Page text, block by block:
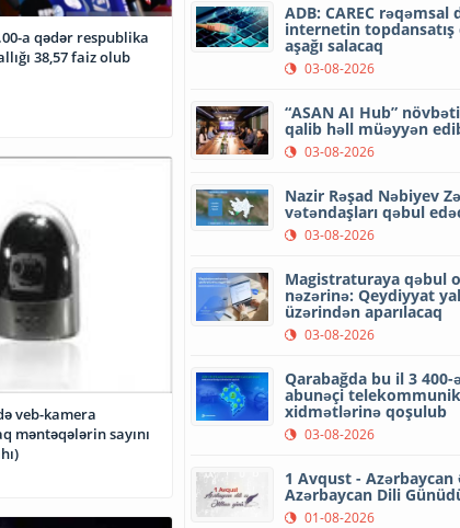
a qədər respublika
38,57 faiz olub
veb-kamera
məntəqələrin sayını
ADB: CAREC rəqəmsal
internetin
aşağı salacaq
03-08-2026
“ASAN AI Hub” növbəti
qalib həll müəyyən
03-08-2026
Nazir Rəşad Nəbiyev
vətəndaşları qəbul
03-08-2026
Magistraturaya qəbul
nəzərinə: Qeydiyyat
üzərindən aparılacaq
03-08-2026
Qarabağda bu il 3 400-
abunəçi
xidmətlərinə qoşulub
03-08-2026
1 Avqust - Azərbaycan
Azərbaycan Dili
01-08-2026